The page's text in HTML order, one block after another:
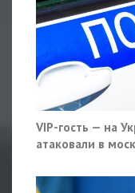
VIP-гость — на
атаковали в